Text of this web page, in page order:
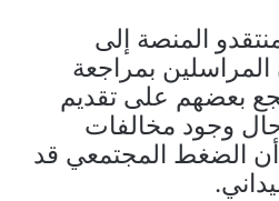
المنصة إلى
المراسلين بمراجعة
بعضهم على تقديم
وجود مخالفات
أن الضغط المجتمعي قد